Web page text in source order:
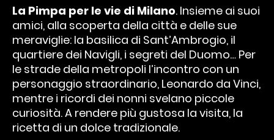
La Pimpa per le vie di Milano. Insieme ai suoi
amici, alla scoperta della città e delle sue
meraviglie: la basilica di Sant’Ambrogio, il
quartiere dei Navigli, i segreti del Duomo… Per
le strade della metropoli l’incontro con un
personaggio straordinario, Leonardo da Vinci,
mentre i ricordi dei nonni svelano piccole
curiosità. A rendere più gustosa la visita, la
ricetta di un dolce tradizionale.